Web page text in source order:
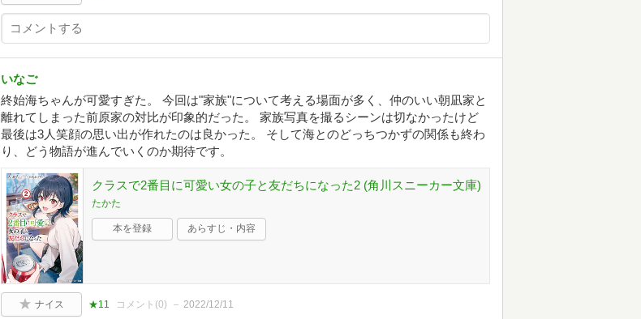
いなご
終始海ちゃんが可愛すぎた。 今回は"家族"について考える場面が多く、仲のいい朝凪家と
離れてしまった前原家の対比が印象的だった。 家族写真を撮るシーンは切なかったけど
最後は3人笑顔の思い出が作れたのは良かった。 そして海とのどっちつかずの関係も終わ
り、どう物語が進んでいくのか期待です。
クラスで2番目に可愛い女の子と友だちになった2 (角川スニーカー文庫)
たかた
本を登録 あらすじ・内容
ナイス ★11 コメント(0) 2022/12/11